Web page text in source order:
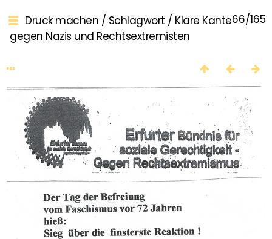
66/165
Druck machen / Schlagwort / Klare Kante
gegen Nazis und Rechtsextremisten